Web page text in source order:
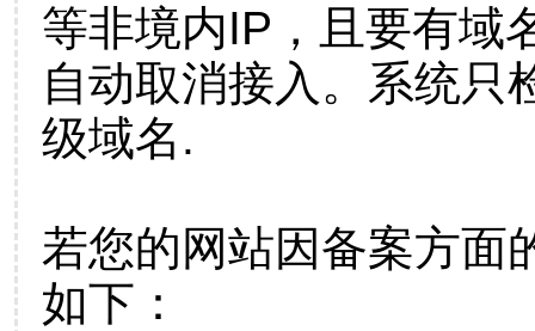
等非境内IP，且要有域
自动取消接入。系统只
级域名.
若您的网站因备案方面
如下：